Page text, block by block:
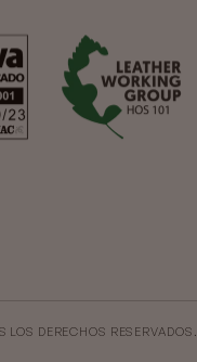
DERECHOS RESERVADOS.